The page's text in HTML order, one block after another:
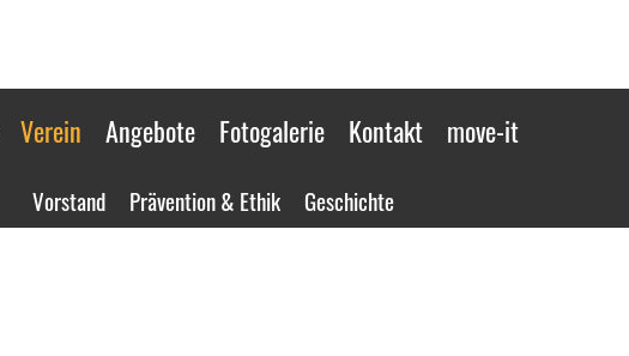
Verein Angebote Fotogalerie Kontakt move-it
Vorstand Prävention & Ethik Geschichte